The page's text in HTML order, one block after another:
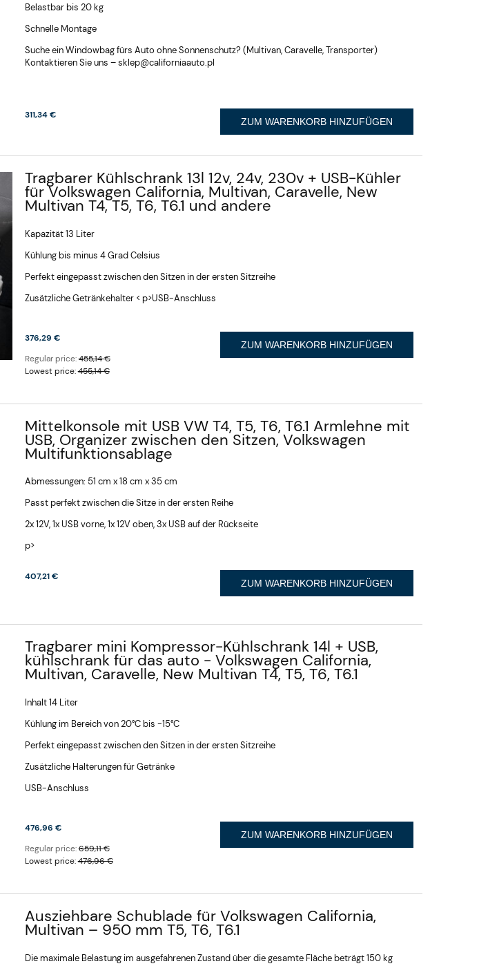
Wohnmobil,
Fahrradhalterung, E-Bike-
Träger für Wohnmobil (2
oder 3 Fahrräder) -
Carthago Malibu Genius
Heckklappenöffnung,
elektrischer Fahrradträger
Belastbar bis 20 kg
Schnelle Montage
Suche ein Windowbag fürs Auto ohne Sonnenschutz? (Multivan, Caravelle, Transporter)
Kontaktieren Sie uns –sklep@californiaauto.pl
311,34 €
ZUM WARENKORB HINZUFÜGEN
Tragbarer Kühlschrank 13l 12v, 24v, 230v + USB-Kühler
für Volkswagen California, Multivan, Caravelle, New
Multivan T4, T5, T6, T6.1 und andere
Kapazität 13 Liter
Kühlung bis minus 4 Grad Celsius
Perfekt eingepasst zwischen den Sitzen in der ersten Sitzreihe
Zusätzliche Getränkehalter < p>USB-Anschluss
376,29 €
Regular price:455,14 €
Lowest price:455,14 €
ZUM WARENKORB HINZUFÜGEN
Mittelkonsole mit USB VW T4, T5, T6, T6.1 Armlehne mit
USB, Organizer zwischen den Sitzen, Volkswagen
Multifunktionsablage
Abmessungen: 51 cm x 18 cm x 35 cm
Passt perfekt zwischen die Sitze in der ersten Reihe
2x 12V, 1x USB vorne, 1x 12V oben, 3x USB auf der Rückseite
p>
407,21 €
ZUM WARENKORB HINZUFÜGEN
Tragbarer mini Kompressor-Kühlschrank 14l + USB,
kühlschrank für das auto - Volkswagen California,
Multivan, Caravelle, New Multivan T4, T5, T6, T6.1
Inhalt 14 Liter
Kühlung im Bereich von 20°C bis -15°C
Perfekt eingepasst zwischen den Sitzen in der ersten Sitzreihe
Zusätzliche Halterungen für Getränke
USB-Anschluss
476,96 €
Regular price:659,11 €
Lowest price:476,96 €
ZUM WARENKORB HINZUFÜGEN
Ausziehbare Schublade für Volkswagen California,
Multivan – 950 mm T5, T6, T6.1
Die maximale Belastung im ausgefahrenen Zustand über die gesamte Fläche beträgt 150 kg